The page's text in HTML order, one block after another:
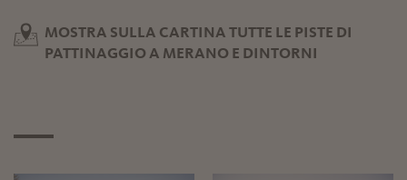
MOSTRA SULLA CARTINA TUTTE LE PISTE DI
PATTINAGGIO A MERANO E DINTORNI